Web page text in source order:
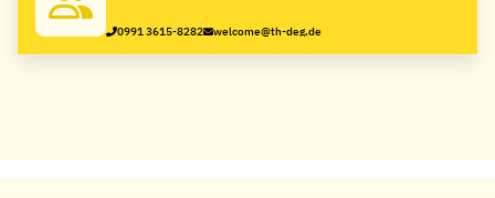
0991 3615-8282 welcome@th-deg.de